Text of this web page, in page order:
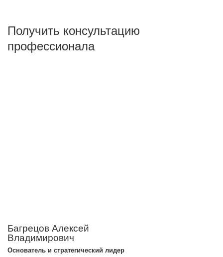
Получить консультацию
профессионала
Багрецов Алексей
Владимирович
Основатель и стратегический лидер